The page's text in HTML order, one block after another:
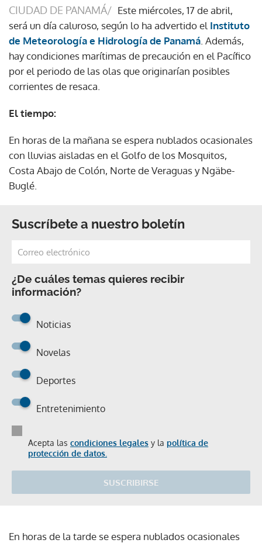
CIUDAD DE PANAMÁ/ Este miércoles, 17 de abril,
será un día caluroso, según lo ha advertido el Instituto
de Meteorología e Hidrología de Panamá . Además,
hay condiciones marítimas de precaución en el Pacífico
por el periodo de las olas que originarían posibles
corrientes de resaca.
El tiempo:
En horas de la mañana se espera nublados ocasionales
con lluvias aisladas en el Golfo de los Mosquitos,
Costa Abajo de Colón, Norte de Veraguas y Ngäbe-
Buglé.
Suscríbete a nuestro boletín
¿De cuáles temas quieres recibir
información?
Noticias
Novelas
Deportes
Entretenimiento
Acepta las condiciones legales y la política de
protección de datos.
SUSCRIBIRSE
En horas de la tarde se espera nublados ocasionales